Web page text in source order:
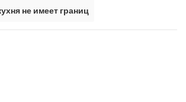
не имеет границ